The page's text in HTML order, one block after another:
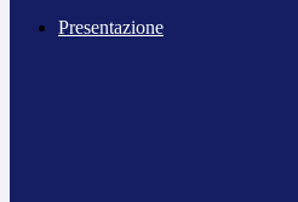
Presentazione